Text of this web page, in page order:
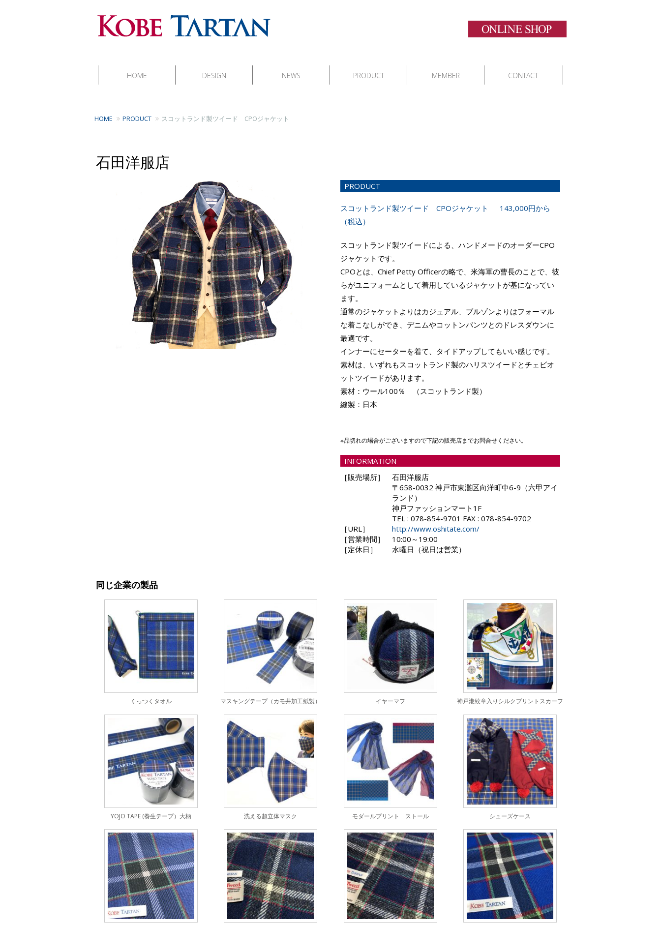
HOME DESIGN NEWS PRODUCT MEMBER CONTACT
HOME PRODUCT スコットランド製ツイード CPOジャケット
石田洋服店
PRODUCT
スコットランド製ツイード CPOジャケット 143,000円から
（税込）
スコットランド製ツイードによる、ハンドメードのオーダーCPO
ジャケットです。
CPOとは、Chief Petty Officerの略で、米海軍の曹長のことで、彼
らがユニフォームとして着用しているジャケットが基になってい
ます。
通常のジャケットよりはカジュアル、ブルゾンよりはフォーマル
な着こなしができ、デニムやコットンパンツとのドレスダウンに
最適です。
インナーにセーターを着て、タイドアップしてもいい感じです。
素材は、いずれもスコットランド製のハリスツイードとチェビオ
ットツイードがあります。
素材：ウール100％ （スコットランド製）
縫製：日本
※品切れの場合がございますので下記の販売店までお問合せください。
INFORMATION
［販売場所］
石田洋服店
〒658-0032 神戸市東灘区向洋町中6-9（六甲アイ
ランド）
神戸ファッションマート1F
TEL : 078-854-9701 FAX : 078-854-9702
［URL］
http://www.oshitate.com/
［営業時間］
10:00～19:00
［定休日］
水曜日（祝日は営業）
同じ企業の製品
くっつくタオル マスキングテープ（カモ井加工紙製） イヤーマフ 神戸港紋章入りシルクプリントスカーフ
YOJO TAPE (養生テープ）大柄 洗える超立体マスク モダールプリント ストール シューズケース